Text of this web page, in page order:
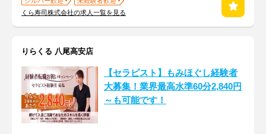
くら寿司株式会社の求人一覧を見る
りらくる 八尾高安店
【セラピスト】もみほぐし経験者
大募集！業界最高水準60分2,840円
～も可能です！